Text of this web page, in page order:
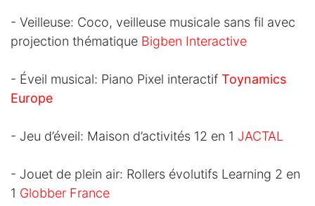
- Veilleuse: Coco, veilleuse musicale sans fil avec
projection thématique Bigben Interactive
- Éveil musical: Piano Pixel interactif Toynamics
Europe
- Jeu d’éveil: Maison d’activités 12 en 1 JACTAL
- Jouet de plein air: Rollers évolutifs Learning 2 en
1 Globber France